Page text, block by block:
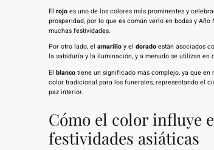
El rojo es uno de los colores más prominentes y
prosperidad, por lo que es común verlo en bodas y
muchas festividades.
Por otro lado, el amarillo y el dorado están asociados
la sabiduría y la iluminación, y a menudo se utilizan
El blanco tiene un significado más complejo, ya que
color tradicional para los funerales, representando el
paz interior.
Cómo el color influye
festividades asiáticas